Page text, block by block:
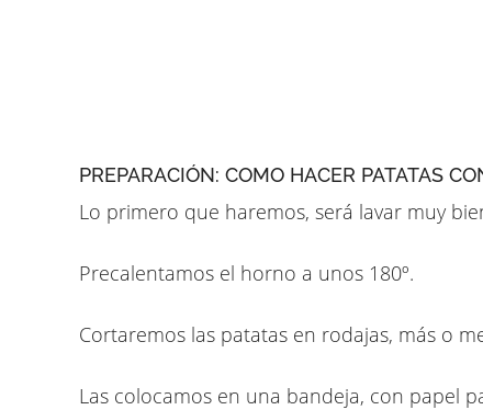
PREPARACIÓN: COMO HACER PATATAS
Lo primero que haremos, será lavar muy
Precalentamos el horno a unos 180º.
Cortaremos las patatas en rodajas, más o
Las colocamos en una bandeja, con papel